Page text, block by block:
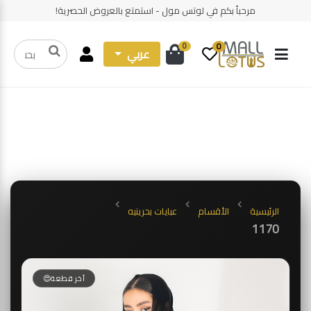
مرحباً بكم في لوتس مول - استمتع بالعروض الحصرية!
0
0 عربي
الرئيسية الأقسام عبايات بحرينيه
1170
آخر قطعة😍